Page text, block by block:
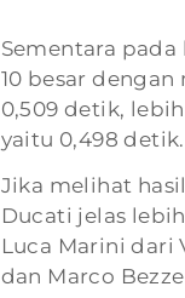
Sementara
10 besar
0,509 detik,
yaitu 0,498 detik.
Jika melihat
Ducati jelas
Luca Marini dari
dan Marco